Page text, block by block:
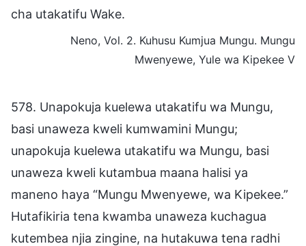
cha utakatifu Wake.
Neno, Vol. 2. Kuhusu Kumjua Mungu. Mungu
Mwenyewe, Yule wa Kipekee V
578. Unapokuja kuelewa utakatifu wa Mungu,
basi unaweza kweli kumwamini Mungu;
unapokuja kuelewa utakatifu wa Mungu, basi
unaweza kweli kutambua maana halisi ya
maneno haya “Mungu Mwenyewe, wa Kipekee.”
Hutafikiria tena kwamba unaweza kuchagua
kutembea njia zingine, na hutakuwa tena radhi